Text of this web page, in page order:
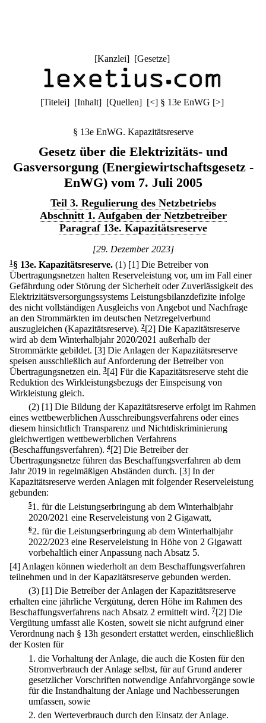
[Kanzlei] [Gesetze]
[Titelei] [Inhalt] [Quellen] [<] § 13e EnWG [>]
§ 13e EnWG. Kapazitätsreserve
Gesetz über die Elektrizitäts- und
Gasversorgung (Energiewirtschaftsgesetz -
EnWG) vom 7. Juli 2005
Teil 3. Regulierung des Netzbetriebs
Abschnitt 1. Aufgaben der Netzbetreiber
Paragraf 13e. Kapazitätsreserve
[29. Dezember 2023]
1 § 13e. Kapazitätsreserve. (1) [1] Die Betreiber von
Übertragungsnetzen halten Reserveleistung vor, um im Fall einer
Gefährdung oder Störung der Sicherheit oder Zuverlässigkeit des
Elektrizitätsversorgungssystems Leistungsbilanzdefizite infolge
des nicht vollständigen Ausgleichs von Angebot und Nachfrage
an den Strommärkten im deutschen Netzregelverbund
auszugleichen (Kapazitätsreserve). 2[2] Die Kapazitätsreserve
wird ab dem Winterhalbjahr 2020/2021 außerhalb der
Strommärkte gebildet. [3] Die Anlagen der Kapazitätsreserve
speisen ausschließlich auf Anforderung der Betreiber von
Übertragungsnetzen ein. 3[4] Für die Kapazitätsreserve steht die
Reduktion des Wirkleistungsbezugs der Einspeisung von
Wirkleistung gleich.
(2) [1] Die Bildung der Kapazitätsreserve erfolgt im Rahmen
eines wettbewerblichen Ausschreibungsverfahrens oder eines
diesem hinsichtlich Transparenz und Nichtdiskriminierung
gleichwertigen wettbewerblichen Verfahrens
(Beschaffungsverfahren). 4[2] Die Betreiber der
Übertragungsnetze führen das Beschaffungsverfahren ab dem
Jahr 2019 in regelmäßigen Abständen durch. [3] In der
Kapazitätsreserve werden Anlagen mit folgender Reserveleistung
gebunden:
51. für die Leistungserbringung ab dem Winterhalbjahr
2020/2021 eine Reserveleistung von 2 Gigawatt,
62. für die Leistungserbringung ab dem Winterhalbjahr
2022/2023 eine Reserveleistung in Höhe von 2 Gigawatt
vorbehaltlich einer Anpassung nach Absatz 5.
[4] Anlagen können wiederholt an dem Beschaffungsverfahren
teilnehmen und in der Kapazitätsreserve gebunden werden.
(3) [1] Die Betreiber der Anlagen der Kapazitätsreserve
erhalten eine jährliche Vergütung, deren Höhe im Rahmen des
Beschaffungsverfahrens nach Absatz 2 ermittelt wird. 7[2] Die
Vergütung umfasst alle Kosten, soweit sie nicht aufgrund einer
Verordnung nach § 13h gesondert erstattet werden, einschließlich
der Kosten für
1. die Vorhaltung der Anlage, die auch die Kosten für den
Stromverbrauch der Anlage selbst, für auf Grund anderer
gesetzlicher Vorschriften notwendige Anfahrvorgänge sowie
für die Instandhaltung der Anlage und Nachbesserungen
umfassen, sowie
2. den Werteverbrauch durch den Einsatz der Anlage.